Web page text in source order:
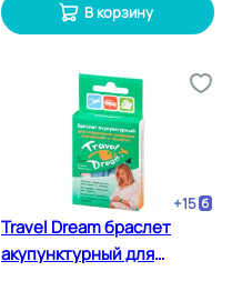
В корзину
+15
Travel Dream браслет
акупунктурный для